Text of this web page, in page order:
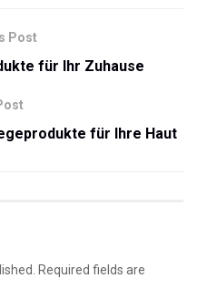
Post
für Ihr Zuhause
für Ihre Haut
Required fields are